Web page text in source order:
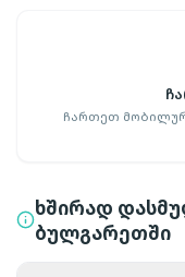
ჩართეთ
ხშირად
ბულგარეთში